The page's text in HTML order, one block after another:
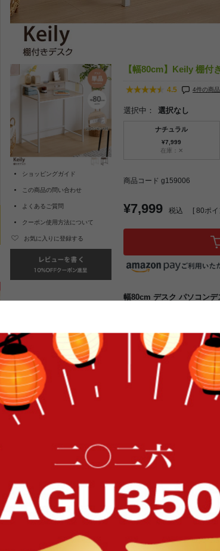
ショッピングガイド
この商品の問い合わせ
よくあるご質問
クーポン使用方法について
お気に入りに登録する
【幅80cm】Keily 棚付
4.5 4件の商
選択中： 選択なし
ナチュラル
¥7,999
在庫：✕
商品コード g159006
¥7,999 税込 [ 80ポイ
幅80cm デスク パソコンデ
あたたかみを感じる美しい
棚付きデスク。天板に散
き、天板スペースを広く
シンプルなデザインで、